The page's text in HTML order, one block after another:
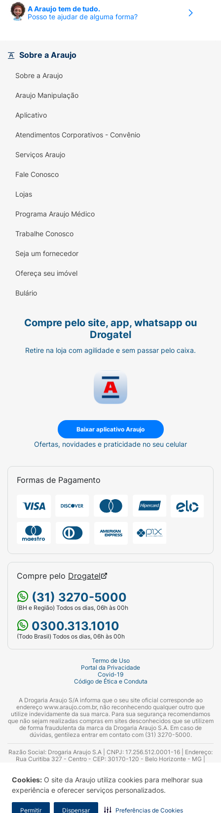
Cookies: O site da Araujo utiliza cookies para melhorar sua
experiência e oferecer serviços personalizados.
Permitir Dispensar Preferências de Cookies
A Araujo tem de tudo.
Posso te ajudar de alguma forma?
Sobre a Araujo
Sobre a Araujo
Araujo Manipulação
Aplicativo
Atendimentos Corporativos - Convênio
Serviços Araujo
Fale Conosco
Lojas
Programa Araujo Médico
Trabalhe Conosco
Seja um fornecedor
Ofereça seu imóvel
Bulário
Compre pelo site, app, whatsapp ou
Drogatel
Retire na loja com agilidade e sem passar pelo caixa.
Baixar aplicativo Araujo
Ofertas, novidades e praticidade no seu celular
Formas de Pagamento
Compre pelo Drogatel
(31) 3270-5000
(BH e Região) Todos os dias, 06h às 00h
0300.313.1010
(Todo Brasil) Todos os dias, 06h às 00h
Termo de Uso
Portal da Privacidade
Covid-19
Código de Ética e Conduta
A Drogaria Araujo S/A informa que o seu site oficial corresponde ao
endereço www.araujo.com.br, não reconhecendo qualquer outro que
utilize indevidamente da sua marca. Para sua segurança recomendamos
que não sejam realizadas compras em sites desconhecidos que se utilizem
de forma fraudulenta da marca da Drogaria Araujo S.A. Em caso de
dúvidas, gentileza entrar em contato com (31) 3270-5000.
Razão Social: Drogaria Araujo S.A | CNPJ: 17.256.512.0001-16 | Endereço:
Rua Curitiba 327 - Centro - CEP: 30170-120 - Belo Horizonte - MG |
Azevedo Guimarães – CRF 10.965 | Yasmin Silva Alvarenga – CRF 52.584 -
Consultor substituto: Thiago Aguiar Pinheiro - CRF Nº 13.748. Alvará
Sanitário: 2025020713 | Autorização de Funcionamento da Empresa (AFE):